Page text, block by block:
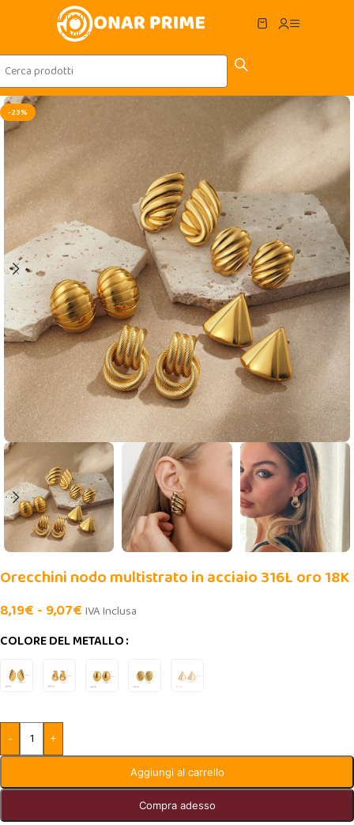
Skip to navigation
Skip to main content
-23%
Orecchini nodo multistrato in acciaio 316L oro 18K
8,19€ - 9,07€ IVA Inclusa
COLORE DEL METALLO
- +
Aggiungi al carrello
Compra adesso